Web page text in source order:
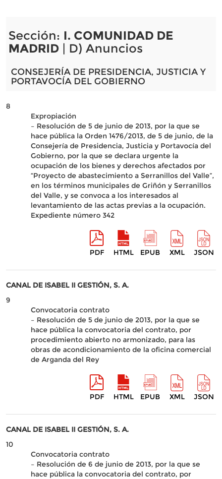
Sección: I. COMUNIDAD DE
MADRID| D) Anuncios
CONSEJERÍA DE PRESIDENCIA, JUSTICIA Y
PORTAVOCÍA DEL GOBIERNO
8
Expropiación
– Resolución de 5 de junio de 2013, por la que se
hace pública la Orden 1476/2013, de 5 de junio, de la
Consejería de Presidencia, Justicia y Portavocía del
Gobierno, por la que se declara urgente la
ocupación de los bienes y derechos afectados por
“Proyecto de abastecimiento a Serranillos del Valle”,
en los términos municipales de Griñón y Serranillos
del Valle, y se convoca a los interesados al
levantamiento de las actas previas a la ocupación.
Expediente número 342
PDF HTML EPUB XML JSON
CANAL DE ISABEL II GESTIÓN, S. A.
9
Convocatoria contrato
– Resolución de 5 de junio de 2013, por la que se
hace pública la convocatoria del contrato, por
procedimiento abierto no armonizado, para las
obras de acondicionamiento de la oficina comercial
de Arganda del Rey
PDF HTML EPUB XML JSON
CANAL DE ISABEL II GESTIÓN, S. A.
10
Convocatoria contrato
– Resolución de 6 de junio de 2013, por la que se
hace pública la convocatoria del contrato, por